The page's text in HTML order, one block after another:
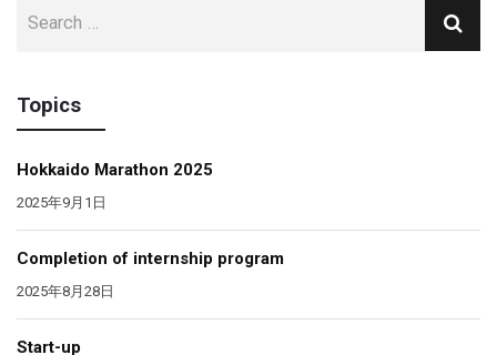
ー
ョ
Topics
Hokkaido Marathon 2025
2025年9月1日
Completion of internship program
2025年8月28日
Start-up